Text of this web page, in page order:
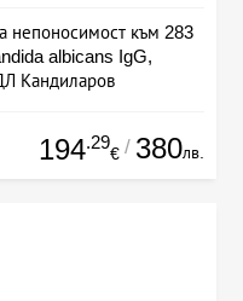
непоносимост към 283
albicans IgG,
Кандиларов
194.29
€ / 380лв.